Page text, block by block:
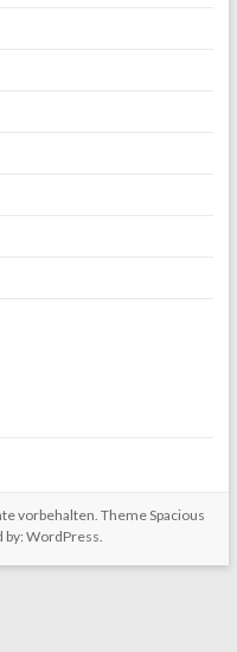
vorbehalten. ThemeSpacious
by: WordPress.